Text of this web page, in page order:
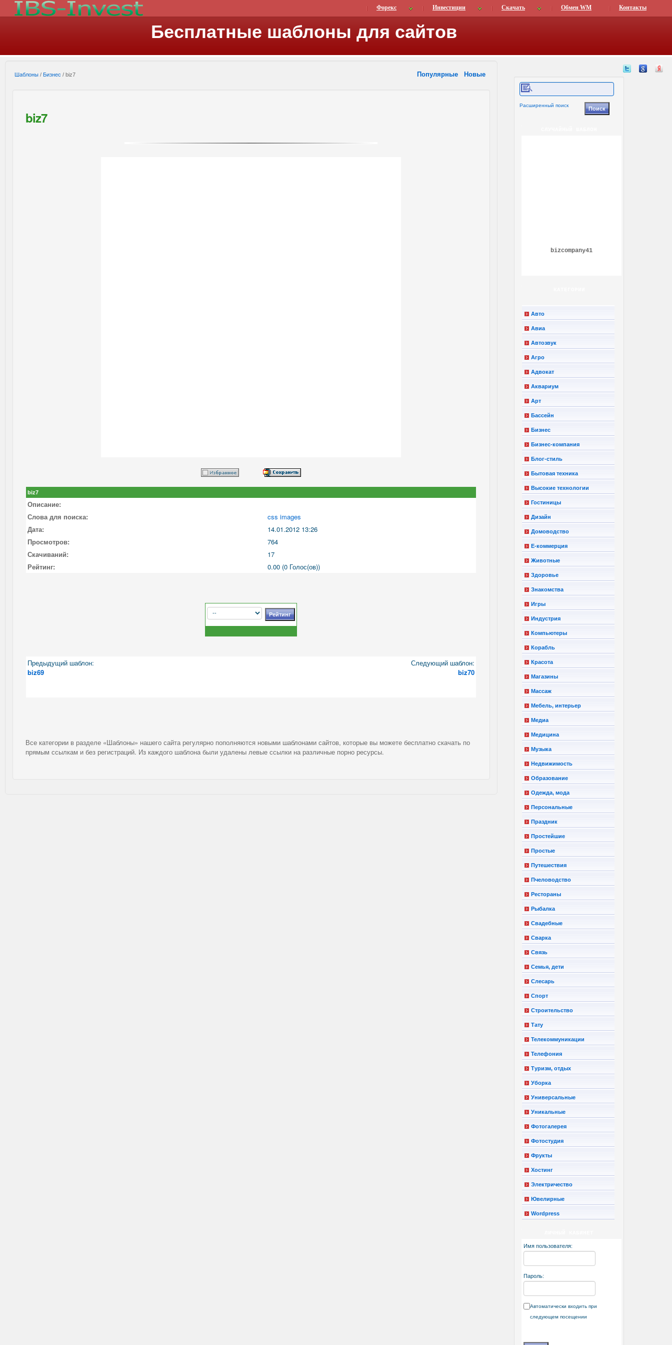
Форекс Инвестиции Скачать Обмен WM Контакты
Бесплатные шаблоны для сайтов
Шаблоны / Бизнес / biz7 Популярные Новые
biz7
biz7
Описание:
Слова для поиска:
css images
Дата:
14.01.2012 13:26
Просмотров:
764
Скачиваний:
17
Рейтинг:
0.00 (0 Голос(ов))
Предыдущий шаблон:
biz69
Следующий шаблон:
biz70
Все категории в разделе «Шаблоны» нашего сайта регулярно пополняются новыми шаблонами сайтов, которые вы можете бесплатно скачать по
прямым ссылкам и без регистраций. Из каждого шаблона были удалены левые ссылки на различные порно ресурсы.
Расширенный поиск
bizcompany41
Авто
Авиа
Автозвук
Агро
Адвокат
Аквариум
Арт
Бассейн
Бизнес
Бизнес-компания
Блог-стиль
Бытовая техника
Высокие технологии
Гостиницы
Дизайн
Домоводство
Е-коммерция
Животные
Здоровье
Знакомства
Игры
Индустрия
Компьютеры
Корабль
Красота
Магазины
Массаж
Мебель, интерьер
Медиа
Медицина
Музыка
Недвижимость
Образование
Одежда, мода
Персональные
Праздник
Простейшие
Простые
Путешествия
Пчеловодство
Рестораны
Рыбалка
Свадебные
Сварка
Связь
Семья, дети
Слесарь
Спорт
Строительство
Тату
Телекоммуникации
Телефония
Туризм, отдых
Уборка
Универсальные
Уникальные
Фотогалерея
Фотостудия
Фрукты
Хостинг
Электричество
Ювелирные
Wordpress
Имя пользователя:
Пароль:
Автоматически входить при
следующем посещении